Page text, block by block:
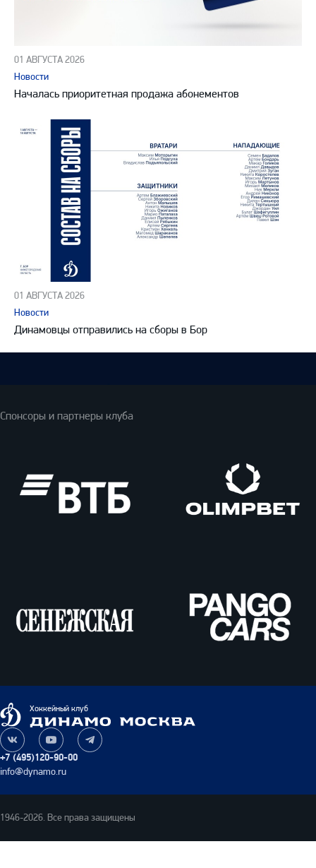
01 АВГУСТА 2026
Новости
Началась приоритетная продажа абонементов
01 АВГУСТА 2026
Новости
Динамовцы отправились на сборы в Бор
Спонсоры и партнеры клуба
Cars
Динамо
Москва
Хоккейный клуб
+7 (495)120-90-00
info@dynamo.ru
Наша
группа
ВКонтакте
Наш
канал
на
Наш
канал
1946-2026. Все права защищены